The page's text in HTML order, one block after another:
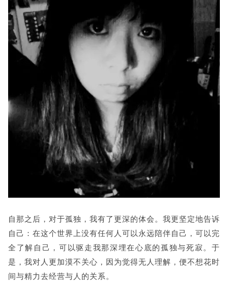
自那之后，对于孤独，我有了更深的体会。我更坚定地告诉
自己：在这个世界上没有任何人可以永远陪伴自己，可以完
全了解自己，可以驱走我那深埋在心底的孤独与死寂。于
是，我对人更加漠不关心，因为觉得无人理解，便不想花时
间与精力去经营与人的关系。